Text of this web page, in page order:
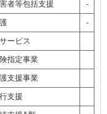
者等包括支援 -
-
ービス
指定事業
支援事業
支援